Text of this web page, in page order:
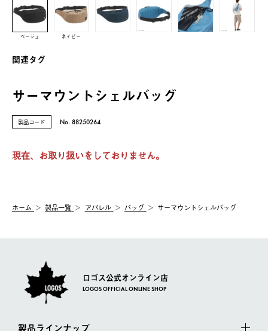
ベージュ ネイビー
関連タグ
サーマウントシェルバッグ
製品コード No. 88250264
現在、お取り扱いをしておりません。
ホーム 製品⼀覧 アパレル バッグ サーマウントシェルバッグ
ロゴス公式オンライン店
LOGOS OFFICIAL ONLINE SHOP
製品ラインナップ